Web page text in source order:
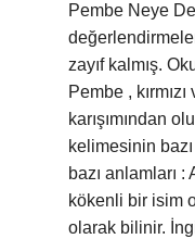
Pembe Neye
zayıf kalmış.
Pembe ,
karışımından
kelimesinin
bazı anlamları
kökenli bir isim
olarak bilinir.